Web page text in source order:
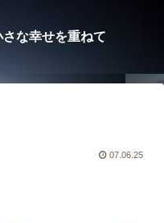
な幸せを重ねて
07.06.25